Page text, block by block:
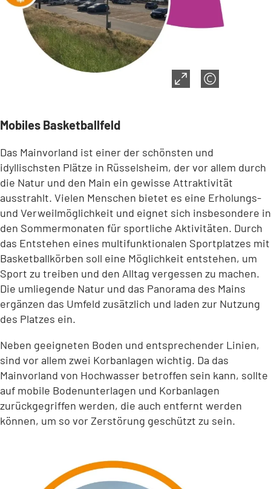
Mobiles Basketballfeld
Das Mainvorland ist einer der schönsten und
idyllischsten Plätze in Rüsselsheim, der vor allem durch
die Natur und den Main ein gewisse Attraktivität
ausstrahlt. Vielen Menschen bietet es eine Erholungs-
und Verweilmöglichkeit und eignet sich insbesondere in
den Sommermonaten für sportliche Aktivitäten. Durch
das Entstehen eines multifunktionalen Sportplatzes mit
Basketballkörben soll eine Möglichkeit entstehen, um
Sport zu treiben und den Alltag vergessen zu machen.
Die umliegende Natur und das Panorama des Mains
ergänzen das Umfeld zusätzlich und laden zur Nutzung
des Platzes ein.
Neben geeigneten Boden und entsprechender Linien,
sind vor allem zwei Korbanlagen wichtig. Da das
Mainvorland von Hochwasser betroffen sein kann, sollte
auf mobile Bodenunterlagen und Korbanlagen
zurückgegriffen werden, die auch entfernt werden
können, um so vor Zerstörung geschützt zu sein.